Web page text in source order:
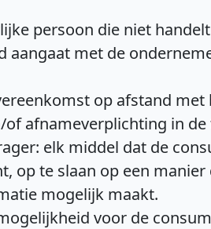
persoon die niet
aangaat met de
op afstand
of afnameverplichting in
elk middel dat de
op te slaan op een
mogelijk maakt.
voor de